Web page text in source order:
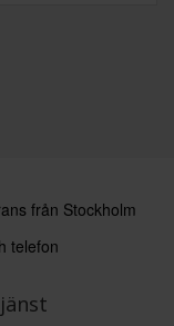
från Stockholm
telefon